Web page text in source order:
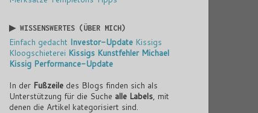
▶ WISSENSWERTES (ÜBER MICH)
Einfach gedacht Investor-Update Kissigs
Kloogschieterei Kissigs Kunstfehler Michael
Kissig Performance-Update
In der Fußzeile des Blogs finden sich als
Unterstützung für die Suche alle Labels , mit
denen die Artikel kategorisiert sind.